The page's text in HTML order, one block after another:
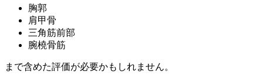
胸郭
肩甲骨
三角筋前部
腕橈骨筋
まで含めた評価が必要かもしれません。